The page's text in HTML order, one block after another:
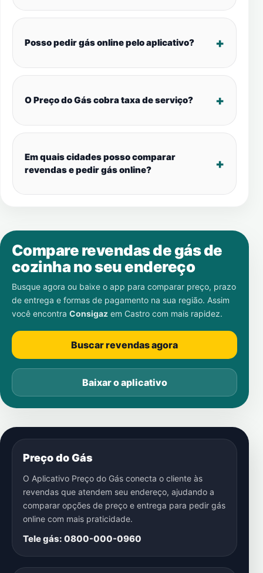
Posso pedir gás online pelo aplicativo?
O Preço do Gás cobra taxa de serviço?
Em quais cidades posso comparar
revendas e pedir gás online?
Compare revendas de gás de
cozinha no seu endereço
Busque agora ou baixe o app para comparar preço, prazo
de entrega e formas de pagamento na sua região. Assim
você encontra Consigaz em Castro com mais rapidez.
Buscar revendas agora
Baixar o aplicativo
Preço do Gás
O Aplicativo Preço do Gás conecta o cliente às
revendas que atendem seu endereço, ajudando a
comparar opções de preço e entrega para pedir gás
online com mais praticidade.
Tele gás: 0800-000-0960